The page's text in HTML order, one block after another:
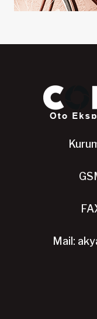
Mail: